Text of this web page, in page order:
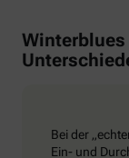
Winterblues
Bei der
Ein- und